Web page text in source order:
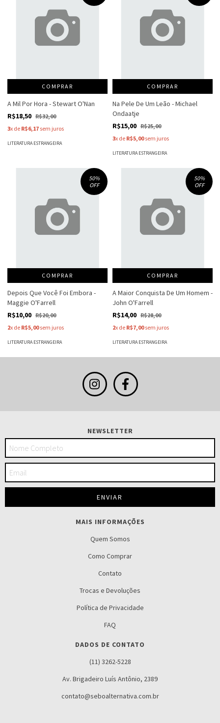
COMPRAR
A Mil Por Hora - Stewart O'Nan
R$18,50 R$32,00
3x de R$6,17 sem juros
LITERATURA ESTRANGEIRA
COMPRAR
Na Pele De Um Leão - Michael
Ondaatje
R$15,00 R$25,00
3x de R$5,00sem juros
LITERATURA ESTRANGEIRA
50%
OFF
COMPRAR
Depois Que Você Foi Embora -
Maggie O'Farrell
R$10,00 R$20,00
2x de R$5,00sem juros
LITERATURA ESTRANGEIRA
50%
OFF
COMPRAR
A Maior Conquista De Um Homem -
John O'Farrell
R$14,00 R$28,00
2x de R$7,00sem juros
LITERATURA ESTRANGEIRA
NEWSLETTER
MAIS INFORMAÇÕES
Quem Somos
Como Comprar
Contato
Trocas e Devoluções
Política de Privacidade
FAQ
DADOS DE CONTATO
(11) 3262-5228
Av. Brigadeiro Luís Antônio, 2389
contato@seboalternativa.com.br